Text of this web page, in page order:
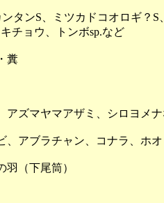
タンS、ミツカドコオロギ？
ョウ、トンボsp.など
糞
アズマヤマアザミ、シロヨメ
、アブラチャン、コナラ、ホ
羽（下尾筒）